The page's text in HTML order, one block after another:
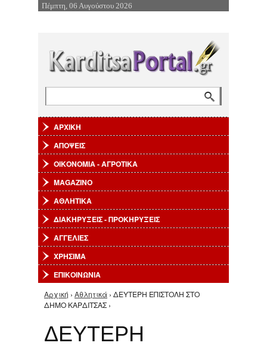
Επιστροφή στην Πλοήγηση
Πέμπτη, 06 Αυγούστου 2026
ΑΡΧΙΚΗ
ΑΠΟΨΕΙΣ
ΟΙΚΟΝΟΜΙΑ - ΑΓΡΟΤΙΚΑ
MAGAZINO
ΑΘΛΗΤΙΚΑ
ΔΙΑΚΗΡΥΞΕΙΣ - ΠΡΟΚΗΡΥΞΕΙΣ
ΑΓΓΕΛΙΕΣ
ΧΡΗΣΙΜΑ
ΕΠΙΚΟΙΝΩΝΙΑ
Είστε εδώ
Αρχική › Αθλητικά › ΔΕΥΤΕΡΗ ΕΠΙΣΤΟΛΗ ΣΤΟ
ΔΗΜΟ ΚΑΡΔΙΤΣΑΣ ›
ΔΕΥΤΕΡΗ